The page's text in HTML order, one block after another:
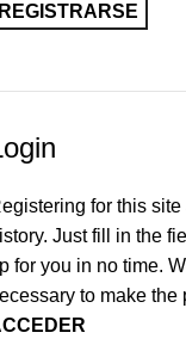
for this
Just fill in the
for you in no time.
to make the